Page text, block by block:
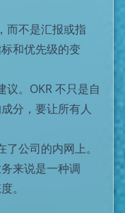
而不是汇报或指
和优先级的变
议。OKR 不只是自
分，要让所有人
公司的内网上。
来说是一种调
。